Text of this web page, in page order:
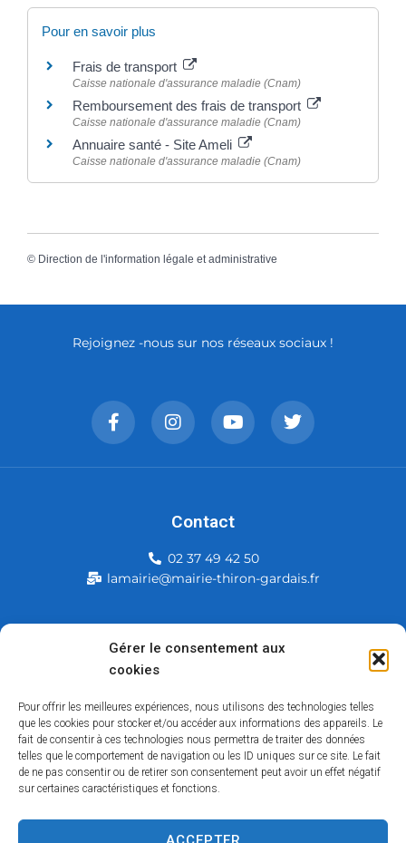
Gérer le consentement aux
cookies
Pour offrir les meilleures expériences, nous utilisons des technologies telles
que les cookies pour stocker et/ou accéder aux informations des appareils. Le
fait de consentir à ces technologies nous permettra de traiter des données
telles que le comportement de navigation ou les ID uniques sur ce site. Le fait
de ne pas consentir ou de retirer son consentement peut avoir un effet négatif
sur certaines caractéristiques et fonctions.
Pour en savoir plus
Frais de transport
Caisse nationale d'assurance maladie (Cnam)
Remboursement des frais de transport
Caisse nationale d'assurance maladie (Cnam)
Annuaire santé - Site Ameli
Caisse nationale d'assurance maladie (Cnam)
© Direction de l'information légale et administrative
Mairie de Thiron-Gardais
28480 Thiron-Gardais
Rejoignez -nous sur nos réseaux sociaux !
Contact
02 37 49 42 50
lamairie@mairie-thiron-gardais.fr